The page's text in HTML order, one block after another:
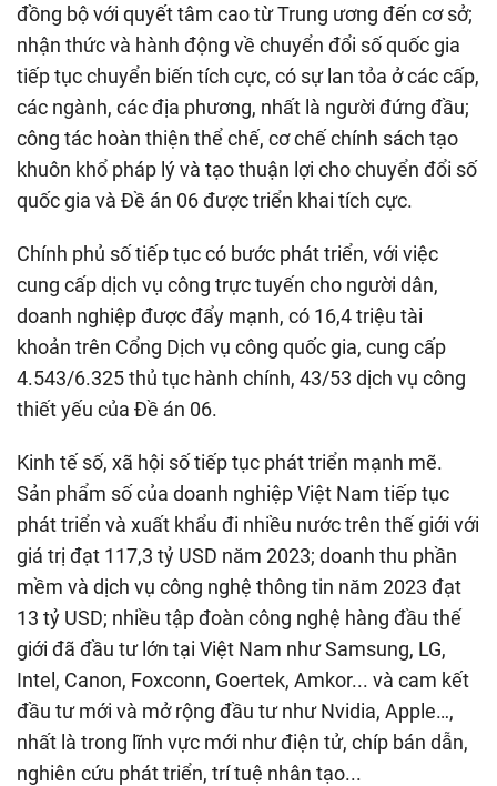
đồng bộ với quyết tâm cao từ Trung ương đến cơ sở;
nhận thức và hành động về chuyển đổi số quốc gia
tiếp tục chuyển biến tích cực, có sự lan tỏa ở các cấp,
các ngành, các địa phương, nhất là người đứng đầu;
công tác hoàn thiện thể chế, cơ chế chính sách tạo
khuôn khổ pháp lý và tạo thuận lợi cho chuyển đổi số
quốc gia và Đề án 06 được triển khai tích cực.
Chính phủ số tiếp tục có bước phát triển, với việc
cung cấp dịch vụ công trực tuyến cho người dân,
doanh nghiệp được đẩy mạnh, có 16,4 triệu tài
khoản trên Cổng Dịch vụ công quốc gia, cung cấp
4.543/6.325 thủ tục hành chính, 43/53 dịch vụ công
thiết yếu của Đề án 06.
Kinh tế số, xã hội số tiếp tục phát triển mạnh mẽ.
Sản phẩm số của doanh nghiệp Việt Nam tiếp tục
phát triển và xuất khẩu đi nhiều nước trên thế giới với
giá trị đạt 117,3 tỷ USD năm 2023; doanh thu phần
mềm và dịch vụ công nghệ thông tin năm 2023 đạt
13 tỷ USD; nhiều tập đoàn công nghệ hàng đầu thế
giới đã đầu tư lớn tại Việt Nam như Samsung, LG,
Intel, Canon, Foxconn, Goertek, Amkor... và cam kết
đầu tư mới và mở rộng đầu tư như Nvidia, Apple…,
nhất là trong lĩnh vực mới như điện tử, chíp bán dẫn,
nghiên cứu phát triển, trí tuệ nhân tạo...